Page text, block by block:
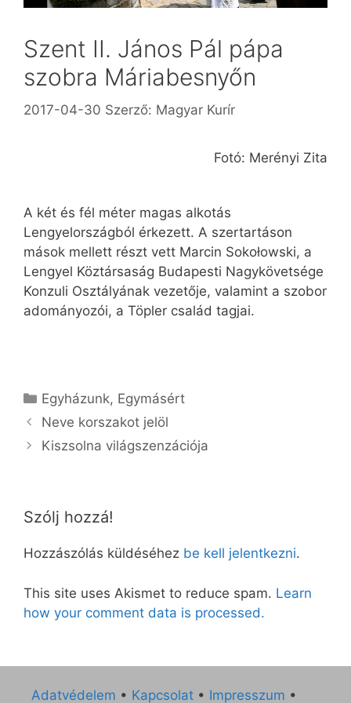
Szent II. János Pál pápa
szobra Máriabesnyőn
2017-04-30 Szerző: Magyar Kurír
Fotó: Merényi Zita
A két és fél méter magas alkotás
Lengyelországból érkezett. A szertartáson
mások mellett részt vett Marcin Sokołowski, a
Lengyel Köztársaság Budapesti Nagykövetsége
Konzuli Osztályának vezetője, valamint a szobor
adományozói, a Töpler család tagjai.
Kategória
Egyházunk, Egymásért
Neve korszakot jelöl
Kiszsolna világszenzációja
Szólj hozzá!
Hozzászólás küldéséhez be kell jelentkezni.
This site uses Akismet to reduce spam. Learn
how your comment data is processed.
Adatvédelem • Kapcsolat • Impresszum •